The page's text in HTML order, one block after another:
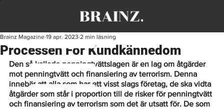
Processen För Kundkännedom
Brainz Magazine 19 apr. 2023 2 min läsning
Den så kallade penningtvättslagen är en lag om åtgärder
mot penningtvätt och finansiering av terrorism. Denna
innebär att alla som har ett visst slags företag, de ska vidta
åtgärder som står i proportion till de risker för penningtvätt
och finansiering av terrorism som det är utsatt för. De som